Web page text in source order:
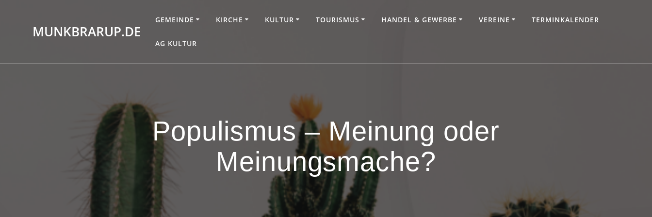
MUNKBRARUP.DE
GEMEINDE KIRCHE KULTUR TOURISMUS HANDEL & GEWERBE VEREINE TERMINKALENDER
AG KULTUR
Populismus – Meinung oder
Meinungsmache?